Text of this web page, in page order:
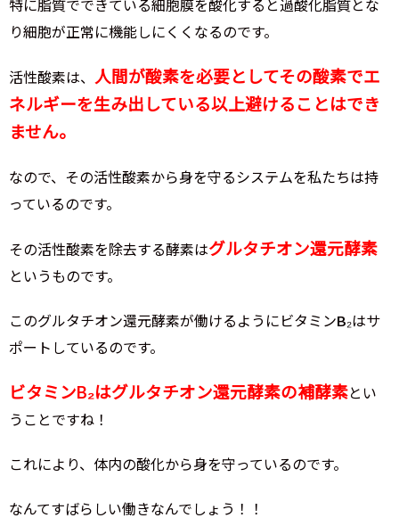
特に脂質でできている細胞膜を酸化すると過酸化脂質とな
り細胞が正常に機能しにくくなるのです。
活性酸素は、
人間が酸素を必要としてその酸素でエ
ネルギーを生み出している以上避けることはでき
ません。
なので、その活性酸素から身を守るシステムを私たちは持
っているのです。
その活性酸素を除去する酵素はグルタチオン還元酵素
というものです。
このグルタチオン還元酵素が働けるようにビタミンB₂はサ
ポートしているのです。
ビタミンB₂はグルタチオン還元酵素の補酵素とい
うことですね！
これにより、体内の酸化から身を守っているのです。
なんてすばらしい働きなんでしょう！！